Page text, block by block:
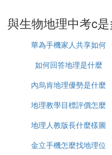
D代表會考成績較差，相
學業考試成績提倡使用
B、C、D四級。為了增
當地實際適當增加級次
考試成績可以用分數表達
年的做法是各科考試成績
面滿分一般為100分或
目，有了全部學生的分數
轉化為等級。
與生物地理中考c
華為手機家人共享如何
查看地理位置
如何回答地理是什麼
內烏肯地理優勢是什麼
地理教學目標評價怎麼
寫
地理人教版長什麼樣圖
片
金立手機怎麼找地理位